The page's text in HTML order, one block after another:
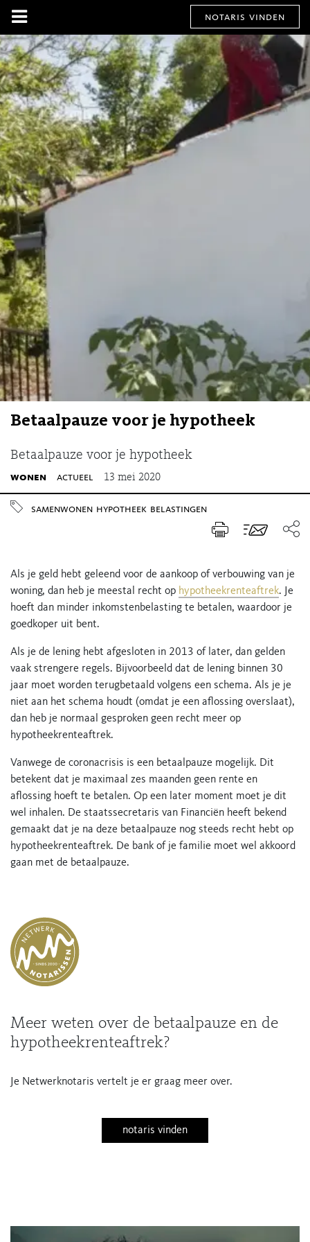
notaris vinden
Betaalpauze voor je hypotheek
Betaalpauze voor je hypotheek
wonen actueel 13 mei 2020
samenwonen hypotheek belastingen
Als je geld hebt geleend voor de aankoop of verbouwing van je
woning, dan heb je meestal recht op hypotheekrenteaftrek. Je
hoeft dan minder inkomstenbelasting te betalen, waardoor je
goedkoper uit bent.
Als je de lening hebt afgesloten in 2013 of later, dan gelden
vaak strengere regels. Bijvoorbeeld dat de lening binnen 30
jaar moet worden terugbetaald volgens een schema. Als je je
niet aan het schema houdt (omdat je een aflossing overslaat),
dan heb je normaal gesproken geen recht meer op
hypotheekrenteaftrek.
Vanwege de coronacrisis is een betaalpauze mogelijk. Dit
betekent dat je maximaal zes maanden geen rente en
aflossing hoeft te betalen. Op een later moment moet je dit
wel inhalen. De staatssecretaris van Financiën heeft bekend
gemaakt dat je na deze betaalpauze nog steeds recht hebt op
hypotheekrenteaftrek. De bank of je familie moet wel akkoord
gaan met de betaalpauze.
Meer weten over de betaalpauze en de
hypotheekrenteaftrek?
Je Netwerknotaris vertelt je er graag meer over.
notaris vinden